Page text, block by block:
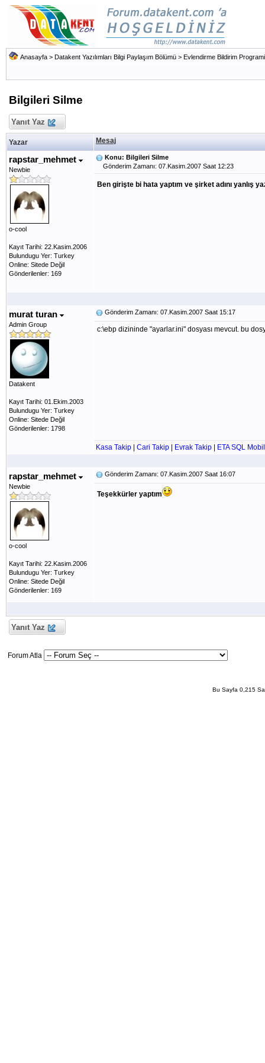
Anasayfa > Datakent Yazılımları Bilgi Paylaşım Bölümü > Evlendirme Bildirim Programi
Bilgileri Silme
Yanıt Yaz
Yazar Mesaj
rapstar_mehmet
Newbie
o-cool
Kayıt Tarihi: 22.Kasim.2006
Bulundugu Yer: Turkey
Online: Sitede Değil
Gönderilenler: 169
Konu: Bilgileri Silme
Gönderim Zamanı: 07.Kasim.2007 Saat 12:23
Ben girişte bi hata yaptım ve şirket adını yanlış
murat turan
Admin Group
Datakent
Kayıt Tarihi: 01.Ekim.2003
Bulundugu Yer: Turkey
Online: Sitede Değil
Gönderilenler: 1798
Gönderim Zamanı: 07.Kasim.2007 Saat 15:17
c:\ebp dizininde "ayarlar.ini" dosyası mevcut. bu
Kasa Takip Cari Takip Evrak Takip ETA SQL Mobil
rapstar_mehmet
Newbie
o-cool
Kayıt Tarihi: 22.Kasim.2006
Bulundugu Yer: Turkey
Online: Sitede Değil
Gönderilenler: 169
Gönderim Zamanı: 07.Kasim.2007 Saat 16:07
Teşekkürler yaptım
Yanıt Yaz
Forum Atla
Bu Sayfa 0,215